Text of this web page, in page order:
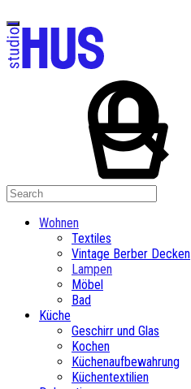
Wohnen
Textiles
Vintage Berber Decken
Lampen
Möbel
Bad
Küche
Geschirr und Glas
Kochen
Küchenaufbewahrung
Küchentextilien